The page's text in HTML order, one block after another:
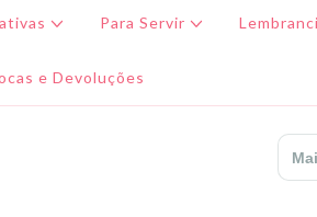
Para Servir
e Devoluções